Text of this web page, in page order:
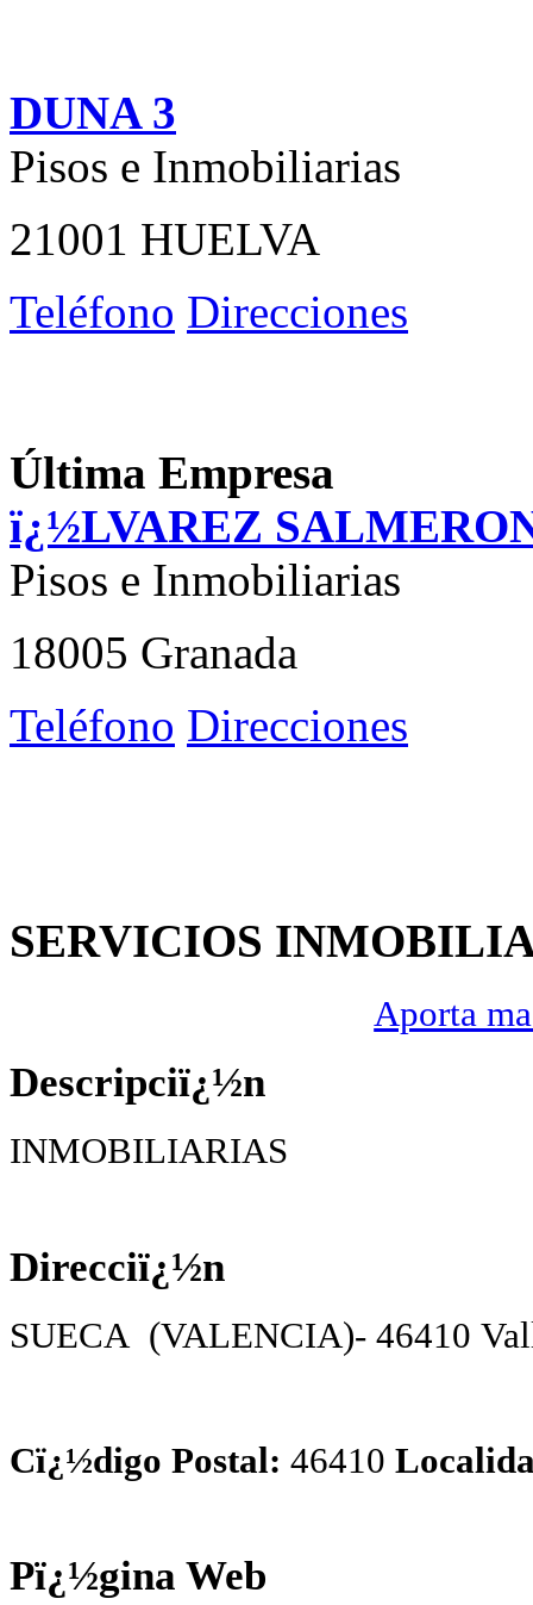
DUNA 3
Pisos e Inmobiliarias
21001 HUELVA
Teléfono Direcciones
Última Empresa
ï¿½LVAREZ
Pisos e Inmobiliarias
18005 Granada
Teléfono Direcciones
SERVICIOS
Aporta
Descripciï¿½n
INMOBILIARIAS
Direcciï¿½n
SUECA (VALENCIA)- 46410
Cï¿½digo Postal: 46410
Pï¿½gina Web